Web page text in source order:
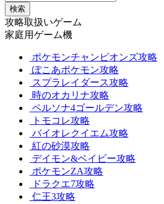
検索
攻略取扱いゲーム
家庭用ゲーム機
ポケモンチャンピオンズ攻略
ぽこあポケモン攻略
スプラレイダース攻略
時のオカリナ攻略
ペルソナ4ゴールデン攻略
トモコレ攻略
バイオレクイエム攻略
紅の砂漠攻略
デイモン&ベイビー攻略
ポケモンZA攻略
ドラクエ7攻略
仁王3攻略